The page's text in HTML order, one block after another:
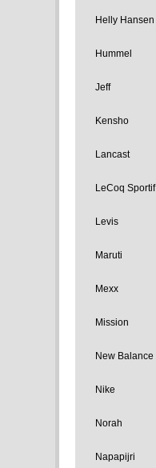
Helly Hansen
Hummel
Jeff
Kensho
Lancast
LeCoq Sportif
Levis
Maruti
Mexx
Mission
New Balance
Nike
Norah
Napapijri